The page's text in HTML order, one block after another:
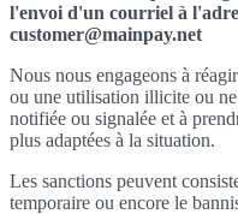
l'envoi d'un courriel à
customer@mainpay.net
Nous nous engageons à
ou une utilisation illicite ou
notifiée ou signalée et à
plus adaptées à la situation.
Les sanctions peuvent
temporaire ou encore le